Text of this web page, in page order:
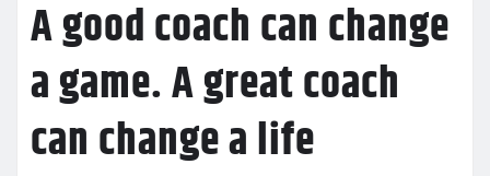
A good coach can change
a game. A great coach
can change a life